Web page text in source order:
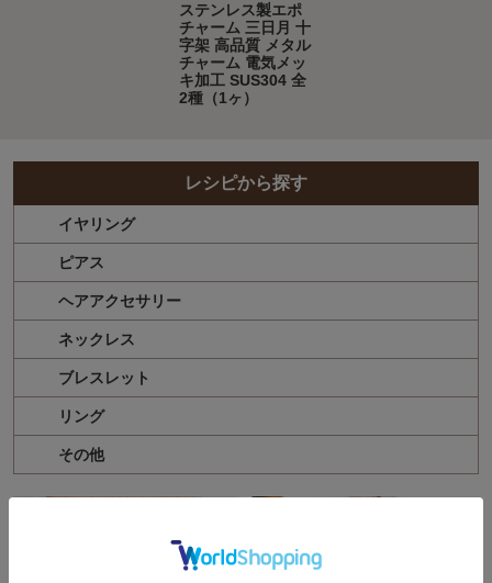
ステンレス製エポ
チャーム 三日月 十
字架 高品質 メタル
チャーム 電気メッ
キ加工 SUS304 全
2種（1ヶ）
レシピから探す
イヤリング
ピアス
ヘアアクセサリー
ネックレス
ブレスレット
リング
その他